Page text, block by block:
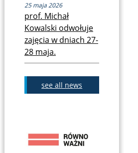
25 maja 2026
prof. Michał
Kowalski odwołuje
zajęcia w dniach 27-
28 maja.
see all news